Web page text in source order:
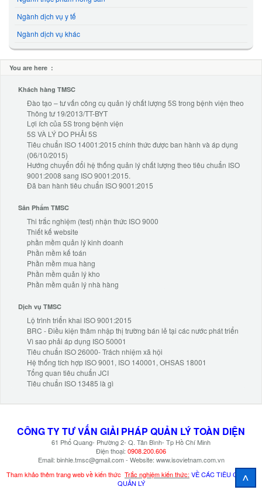
Ngành dịch vụ y tế
Ngành dịch vụ khác
You are here :
Khách hàng TMSC
Đào tạo – tư vấn công cụ quản lý chất lượng 5S trong bệnh viện theo
Thông tư 19/2013/TT-BYT
Lợi ích của 5S trong bệnh viện
5S VÀ LÝ DO PHẢI 5S
Tiêu chuẩn ISO 14001:2015 chính thức được ban hành và áp dụng
(06/10/2015)
Hướng chuyển đổi hệ thống quản lý chất lượng theo tiêu chuẩn ISO
9001:2008 sang ISO 9001:2015.
Đã ban hành tiêu chuẩn ISO 9001:2015
Sản Phẩm TMSC
Thi trắc nghiệm (test) nhận thức ISO 9000
Thiết kế website
phần mềm quản lý kinh doanh
Phần mềm kế toán
Phần mềm mua hàng
Phần mềm quản lý kho
Phần mềm quản lý nhà hàng
Dịch vụ TMSC
Lộ trình triển khai ISO 9001:2015
BRC - Điều kiện thâm nhập thị trường bán lẻ tại các nước phát triển
Vì sao phải áp dụng ISO 50001
Tiêu chuẩn ISO 26000- Trách nhiệm xã hội
Hệ thống tích hợp ISO 9001, ISO 140001, OHSAS 18001
Tổng quan tiêu chuẩn JCI
Tiêu chuẩn ISO 13485 là gì
CÔNG TY TƯ VẤN GIẢI PHÁP QUẢN LÝ TOÀN DIỆN
61 Phổ Quang- Phường 2- Q. Tân Bình- Tp Hồ Chí Minh
Điện thoại: 0908.200.606
Email: binhle.tmsc@gmail.com - Website: www.isovietnam.com.vn
Tham khảo thêm trang web về kiến thức Trắc nghiệm kiến thức: VỀ CÁC TIÊU CHUẨN
QUẢN LÝ
^